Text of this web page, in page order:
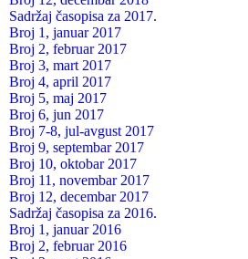
Sadržaj časopisa za 2017.
Broj 1, januar 2017
Broj 2, februar 2017
Broj 3, mart 2017
Broj 4, april 2017
Broj 5, maj 2017
Broj 6, jun 2017
Broj 7-8, jul-avgust 2017
Broj 9, septembar 2017
Broj 10, oktobar 2017
Broj 11, novembar 2017
Broj 12, decembar 2017
Sadržaj časopisa za 2016.
Broj 1, januar 2016
Broj 2, februar 2016